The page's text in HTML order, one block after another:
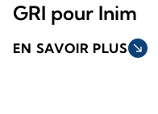
GRI pour Inim
EN SAVOIR PLUS south_east